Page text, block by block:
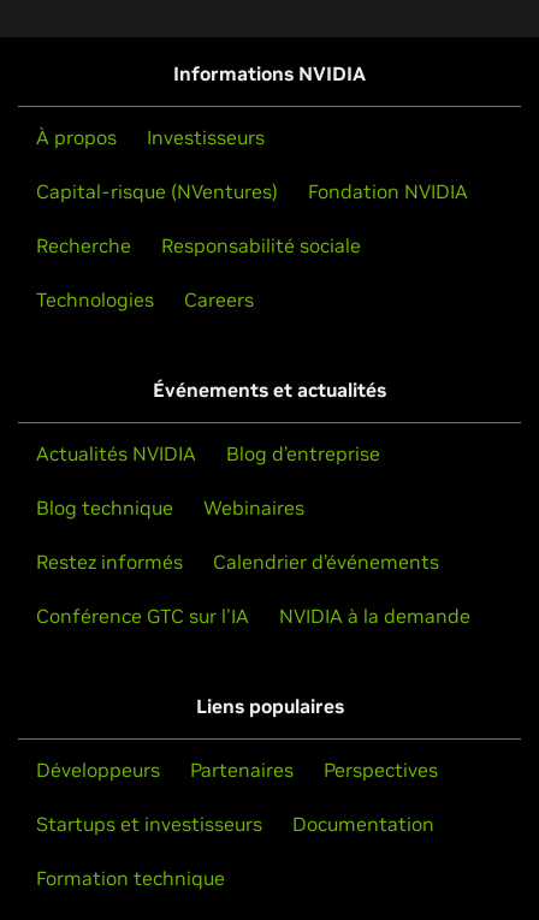
Développer des usines d'IA à l'échelle du
Découvrez comment le modèle NVIDIA Omniverse™
pour jumeaux numériques d'usines d'IA permet de
concevoir et d'optimiser les datacenters, afin de
Informations NVIDIA
À propos Investisseurs
Capital-risque (NVentures) Fondation NVIDIA
Recherche Responsabilité sociale
Technologies Careers
Événements et actualités
Actualités NVIDIA Blog d’entreprise
Blog technique Webinaires
Restez informés Calendrier d’événements
Conférence GTC sur l'IA NVIDIA à la demande
Liens populaires
Développeurs Partenaires Perspectives
Startups et investisseurs Documentation
Formation technique